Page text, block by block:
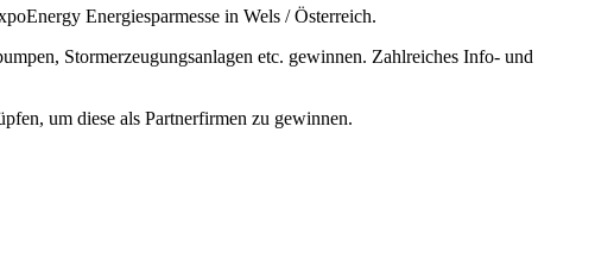
Energiesparmesse in Wels / Österreich.
Stormerzeugungsanlagen etc. gewinnen. Zahlreiches Info- und
um diese als Partnerfirmen zu gewinnen.